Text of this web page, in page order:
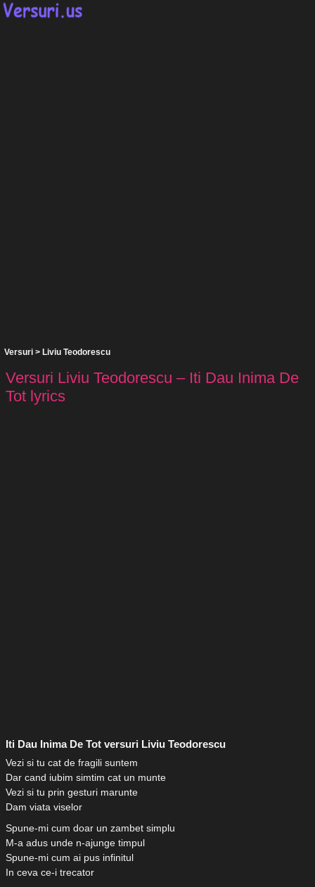
Versuri > Liviu Teodorescu
Versuri Liviu Teodorescu – Iti Dau Inima De
Tot lyrics
Iti Dau Inima De Tot versuri Liviu Teodorescu
Vezi si tu cat de fragili suntem
Dar cand iubim simtim cat un munte
Vezi si tu prin gesturi marunte
Dam viata viselor
Spune-mi cum doar un zambet simplu
M-a adus unde n-ajunge timpul
Spune-mi cum ai pus infinitul
In ceva ce-i trecator